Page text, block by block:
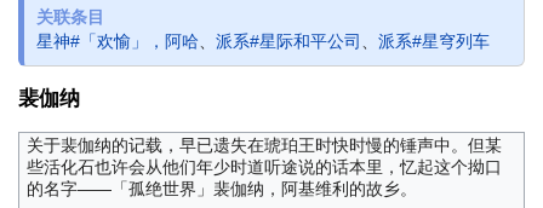
关联条目
星神#「欢愉」，阿哈
派系#星际和平公司 派系#星穹列车
裴伽纳
关于裴伽纳的记载，早已遗失在琥珀王时快时慢的锤声中。但某
些活化石也许会从他们年少时道听途说的话本里，忆起这个拗口
的名字——「孤绝世界」裴伽纳，阿基维利的故乡。